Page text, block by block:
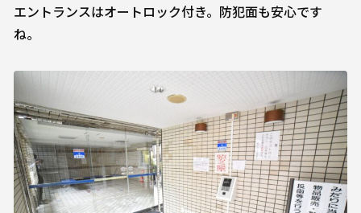
エントランスはオートロック付き。防犯面も安心です
ね。